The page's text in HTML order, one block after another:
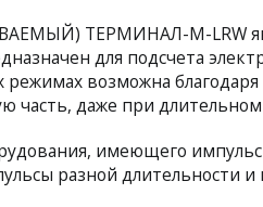
ТЕРМИНАЛ-М-LRW
для подсчета
возможна
часть, даже при
имеющего
разной длительности